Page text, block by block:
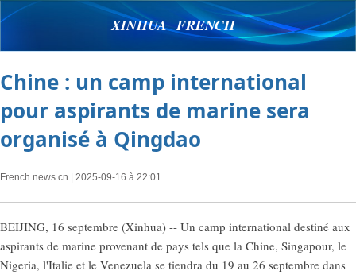
XINHUA FRENCH
Chine : un camp international
pour aspirants de marine sera
organisé à Qingdao
French.news.cn | 2025-09-16 à 22:01
BEIJING, 16 septembre (Xinhua) -- Un camp international destiné aux
aspirants de marine provenant de pays tels que la Chine, Singapour, le
Nigeria, l'Italie et le Venezuela se tiendra du 19 au 26 septembre dans